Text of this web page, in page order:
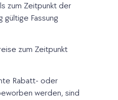
zum Zeitpunkt der
gültige Fassung
zum Zeitpunkt
Rabatt- oder
werden, sind